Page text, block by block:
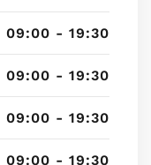
09:00 - 19:30
09:00 - 19:30
09:00 - 19:30
09:00 - 19:30